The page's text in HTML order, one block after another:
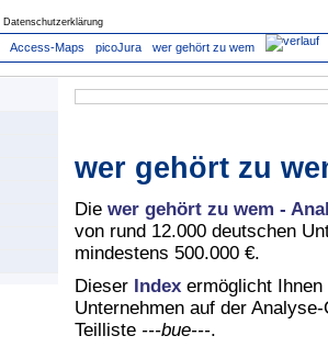
Datenschutzerklärung
Access-Maps picoJura wer gehört zu wem
wer gehört zu
Die wer gehört zu wem -
von rund 12.000 deutschen
mindestens 500.000 €.
Dieser Index ermöglicht
Unternehmen auf der
Teilliste ---bue---.